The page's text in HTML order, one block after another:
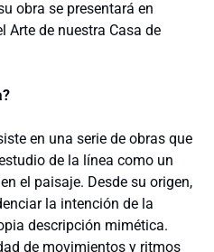
obra se presentará en
Arte de nuestra Casa de
en una serie de obras que
de la línea como un
el paisaje. Desde su origen,
la intención de la
descripción mimética.
de movimientos y ritmos